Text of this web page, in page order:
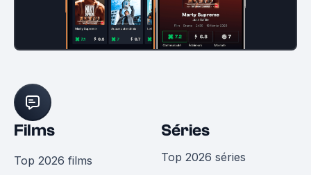
Films
Top 2026 films
Séries
Top 2026 séries